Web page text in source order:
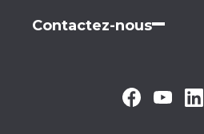
Contactez-nous